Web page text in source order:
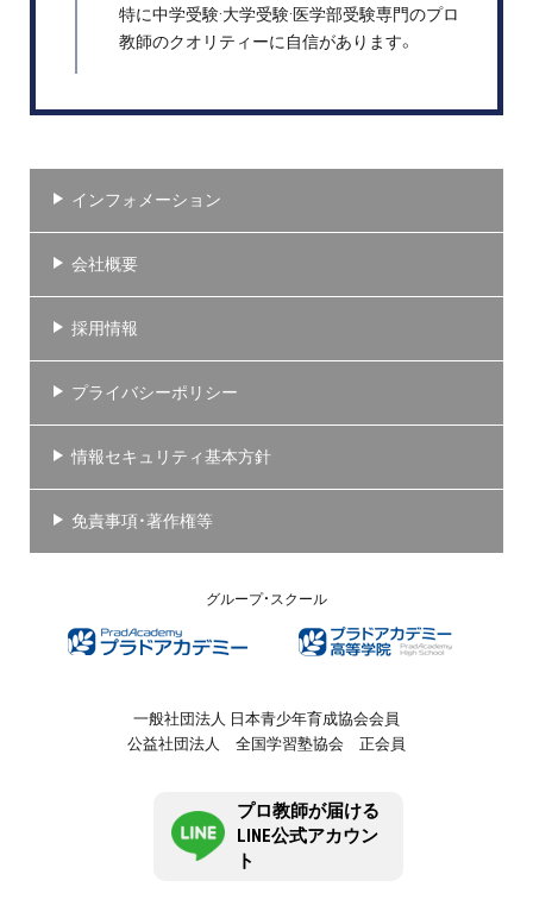
特に中学受験·大学受験·医学部受験専門のプロ
教師のクオリティーに自信があります。
インフォメーション
会社概要
採用情報
プライバシーポリシー
情報セキュリティ基本方針
免責事項・著作権等
グループ・スクール
一般社団法人 日本青少年育成協会会員
公益社団法人 全国学習塾協会 正会員
プロ教師が届ける
LINE公式アカウン
ト